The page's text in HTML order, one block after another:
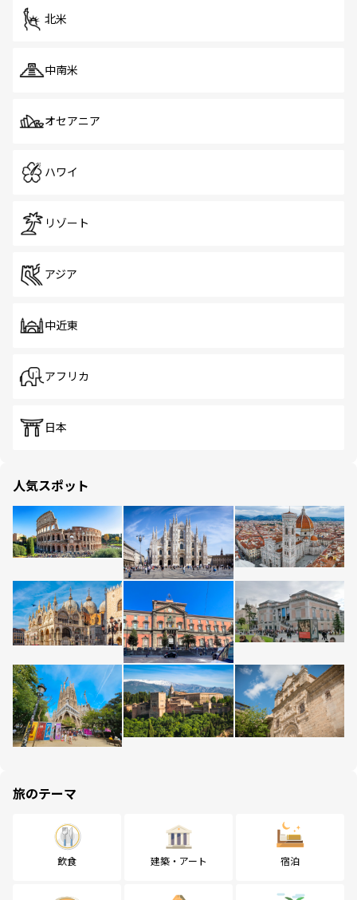
北米
中南米
オセアニア
ハワイ
リゾート
アジア
中近東
アフリカ
日本
人気スポット
旅のテーマ
飲食 建築・アート 宿泊